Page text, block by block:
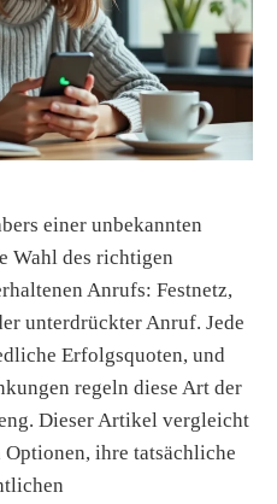
einer unbekannten
Wahl des richtigen
Anrufs: Festnetz,
unterdrückter Anruf. Jede
Erfolgsquoten, und
regeln diese Art der
Dieser Artikel vergleicht
ihre tatsächliche